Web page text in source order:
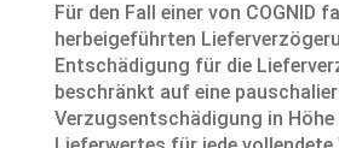
Für den Fall einer von COGNID
herbeigeführten
Entschädigung für die
beschränkt auf eine
Verzugsentschädigung in Höhe